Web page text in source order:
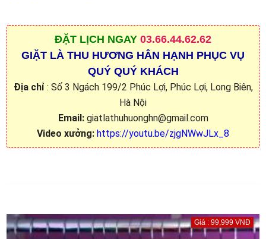
ĐẶT LỊCH NGAY 03.66.44.62.62
GIẶT LÀ THU HƯƠNG HÂN HẠNH PHỤC VỤ
QUÝ QUÝ KHÁCH
Địa chỉ : Số 3 Ngách 199/2 Phúc Lợi, Phúc Lợi, Long Biên,
Hà Nội
Email:giatlathuhuonghn@gmail.com
Video xưởng: https://youtu.be/zjgNWwJLx_8
Giá : 99,999 VNĐ